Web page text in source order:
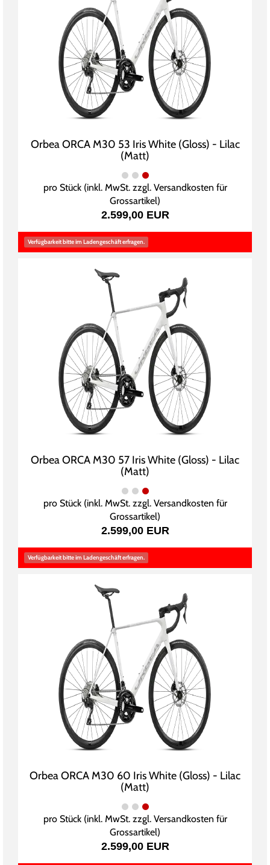
Orbea ORCA M30 53 Iris White (Gloss) - Lilac
(Matt)
pro Stück (inkl. MwSt. zzgl. Versandkosten für
Grossartikel)
2.599,00 EUR
Verfügbarkeit bitte im Ladengeschäft erfragen.
Orbea ORCA M30 57 Iris White (Gloss) - Lilac
(Matt)
pro Stück (inkl. MwSt. zzgl. Versandkosten für
Grossartikel)
2.599,00 EUR
Verfügbarkeit bitte im Ladengeschäft erfragen.
Orbea ORCA M30 60 Iris White (Gloss) - Lilac
(Matt)
pro Stück (inkl. MwSt. zzgl. Versandkosten für
Grossartikel)
2.599,00 EUR